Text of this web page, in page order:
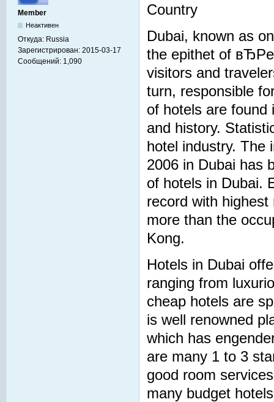
Member
Неактивен
Откуда: Russia
Зарегистрирован: 2015-03-17
Сообщений: 1,090
Country
Dubai, known as
the epithet of
visitors and
turn, responsible
of hotels are found
and history.
hotel industry. The
2006 in Dubai has
of hotels in Dubai.
record with
more than the
Kong.
Hotels in Dubai
ranging from
cheap hotels are
is well renowned
which has
are many 1 to 3
good room
many budget